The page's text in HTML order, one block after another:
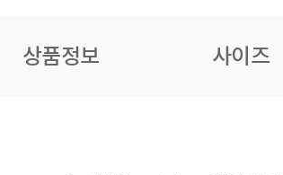
상품정보 사이즈